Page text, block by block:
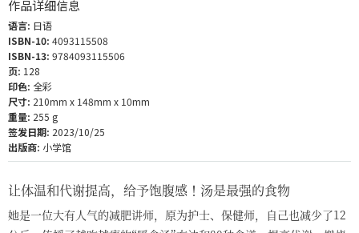
作品详细信息
语言: 日语
ISBN-10: 4093115508
ISBN-13: 9784093115506
页: 128
印色: 全彩
尺寸: 210mm x 148mm x 10mm
重量: 255 g
签发日期: 2023/10/25
出版商: 小学馆
让体温和代谢提高，给予饱腹感！汤是最强的食物
她是一位大有人气的减肥讲师，原为护士、保健师，自己也减少了12